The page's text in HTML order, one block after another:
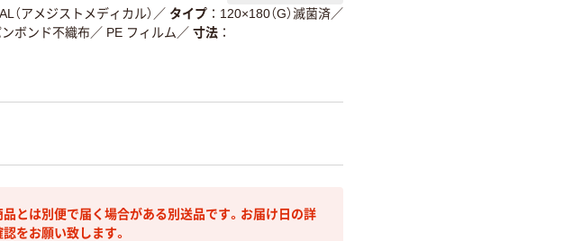
（アメジストメディカル） ／ タイプ 120×180（G）滅菌済／
ボンド不織布／ PE フィルム ／ 寸法
とは別便で届く場合がある別送品です。お届け日の詳
をお願い致します。